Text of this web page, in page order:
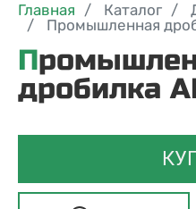
Главная Каталог
Промышленная
Промышленная
дробилка